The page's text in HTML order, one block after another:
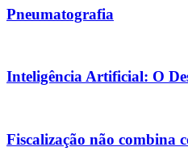
Pneumatografia
Inteligência Artificial: O
Fiscalização não combina